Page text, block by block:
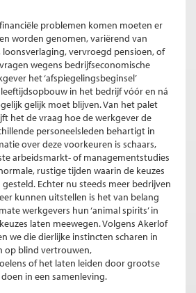
problemen komen moeten er
worden genomen, variërend van
vervroegd pensioen, of
wegens bedrijfseconomische
het ‘afspiegelingsbeginsel’
in het bedrijf vóór en ná
gelijk moet blijven. Van het palet
het de vraag hoe de werkgever de
personeelsleden behartigt in
over deze voorkeuren is schaars,
arbeidsmarkt- of managementstudies
rustige tijden waarin de keuzes
Echter nu steeds meer bedrijven
kunnen uitstellen is het van belang
werkgevers hun ‘animal spirits’ in
laten meewegen. Volgens Akerlof
we die dierlijke instincten scharen in
op blind vertrouwen,
of het laten leiden door grootse
in een samenleving.